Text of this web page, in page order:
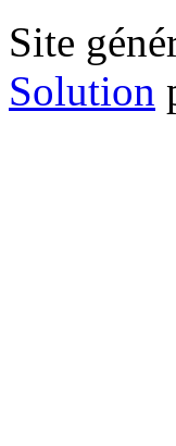
Site
Solution